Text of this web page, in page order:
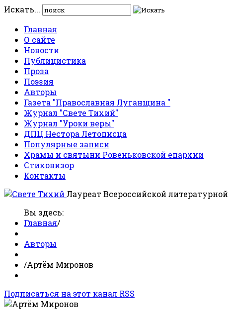
Искать...
Главная
О сайте
Новости
Публицистика
Проза
Поэзия
Авторы
Газета "Православная Луганщина "
Журнал "Свете Тихий"
Журнал "Уроки веры"
ДПЦ Нестора Летописца
Популярные записи
Храмы и святыни Ровеньковской епархии
Стиховизор
Контакты
Лауреат Всероссийской
Вы здесь:
Главная/
Авторы
/Артём Миронов
Подписаться на этот канал RSS